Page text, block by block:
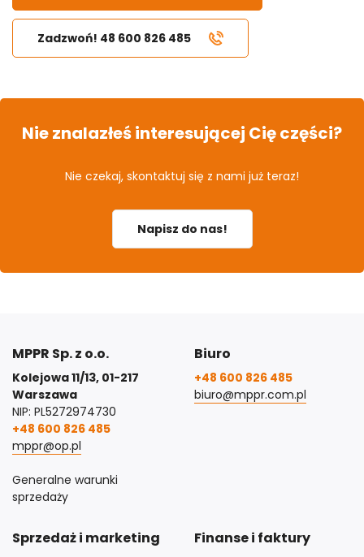
Zadzwoń! 48 600 826 485
Nie znalazłeś interesującej Cię części?
Nie czekaj, skontaktuj się z nami już teraz!
Napisz do nas!
MPPR Sp. z o.o.
Kolejowa 11/13, 01-217
Warszawa
NIP: PL5272974730
+48 600 826 485
mppr@op.pl
Generalne warunki
sprzedaży
Biuro
+48 600 826 485
biuro@mppr.com.pl
Sprzedaż i marketing Finanse i faktury